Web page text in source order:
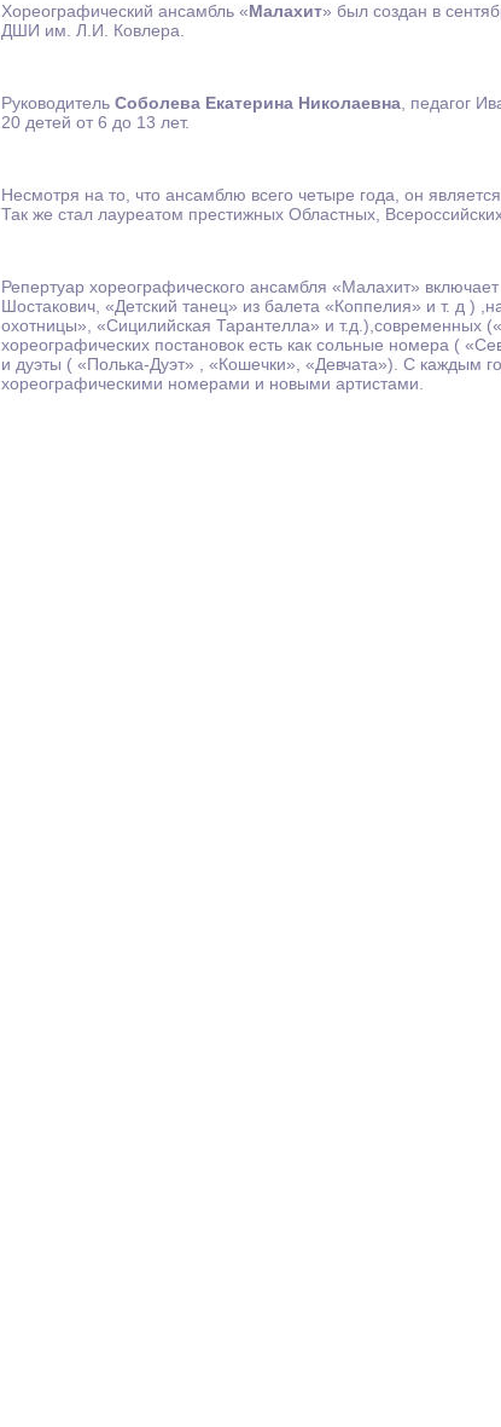
Хореографический ансамбль «Малахит» был создан в
ДШИ им. Л.И. Ковлера.
Руководитель Соболева Екатерина Николаевна , педагог
20 детей от 6 до 13 лет.
Несмотря на то, что ансамблю всего четыре года, он
Так же стал лауреатом престижных Областных,
Репертуар хореографического ансамбля «Малахит»
Шостакович, «Детский танец» из балета «Коппелия» и т. д )
охотницы», «Сицилийская Тарантелла» и т.д.),современных
хореографических постановок есть как сольные номера (
и дуэты ( «Полька-Дуэт» , «Кошечки», «Девчата»). С каждым
хореографическими номерами и новыми артистами.